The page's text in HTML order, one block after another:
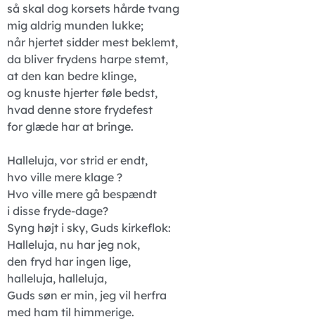
så skal dog korsets hårde tvang
mig aldrig munden lukke;
når hjertet sidder mest beklemt,
da bliver frydens harpe stemt,
at den kan bedre klinge,
og knuste hjerter føle bedst,
hvad denne store frydefest
for glæde har at bringe.
Halleluja, vor strid er endt,
hvo ville mere klage ?
Hvo ville mere gå bespændt
i disse fryde-dage?
Syng højt i sky, Guds kirkeflok:
Halleluja, nu har jeg nok,
den fryd har ingen lige,
halleluja, halleluja,
Guds søn er min, jeg vil herfra
med ham til himmerige.